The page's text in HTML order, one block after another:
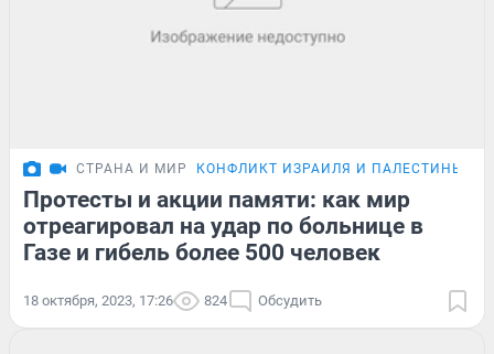
СТРАНА И МИР КОНФЛИКТ ИЗРАИЛЯ И ПАЛЕСТИНЫ
Протесты и акции памяти: как мир
отреагировал на удар по больнице в
Газе и гибель более 500 человек
18 октября, 2023, 17:26 824 Обсудить